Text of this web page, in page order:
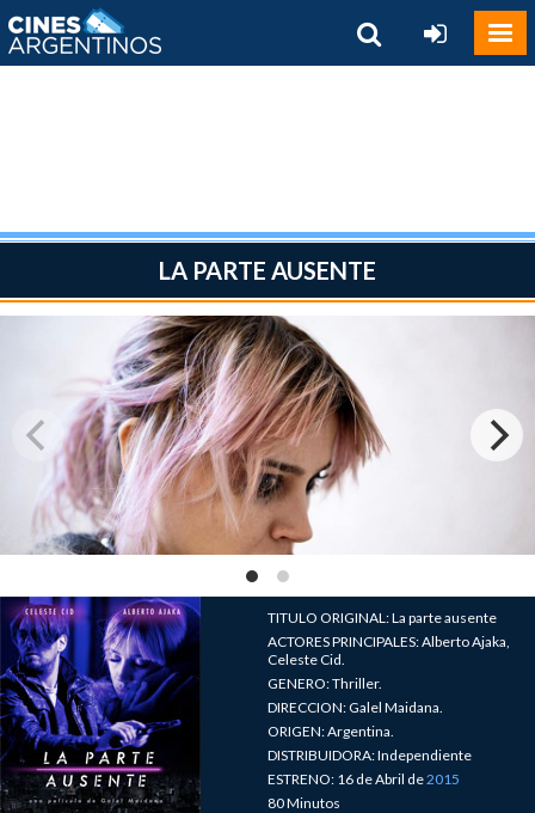
LA PARTE AUSENTE
TITULO ORIGINAL: La parte ausente
ACTORES PRINCIPALES: Alberto Ajaka,
Celeste Cid.
GENERO: Thriller.
DIRECCION: Galel Maidana.
ORIGEN: Argentina.
DISTRIBUIDORA: Independiente
ESTRENO: 16 de Abril de2015
80 Minutos